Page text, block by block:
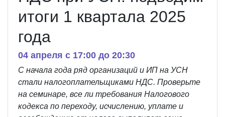
итоги 1 квартала 2025
года
04 апреля c 17:00 до 20:30
С начала года ряд организаций и ИП на УСН
стали налогоплательщиками НДС. Проверьте
на семинаре, все ли требования Налогового
кодекса по переходу, исчислению, уплате и